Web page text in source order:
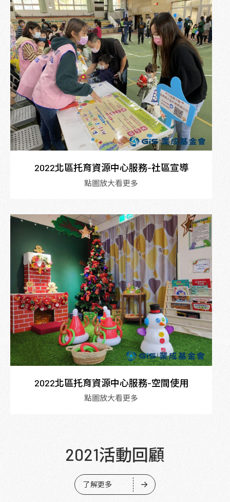
2022北區托育資源中心服務-社區宣導
點圖放大看更多
2022北區托育資源中心服務-空間使用
點圖放大看更多
2021活動回顧
了解更多